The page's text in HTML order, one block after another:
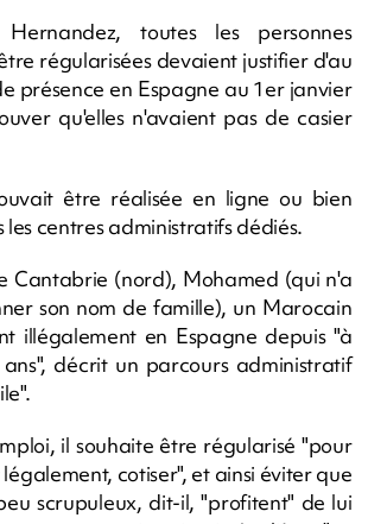
toutes les personnes
régularisées devaient justifier d'au
présence en Espagne au 1er janvier
qu'elles n'avaient pas de casier
être réalisée en ligne ou bien
centres administratifs dédiés.
Cantabrie (nord), Mohamed (qui n'a
son nom de famille), un Marocain
illégalement en Espagne depuis "à
décrit un parcours administratif
il souhaite être régularisé "pour
cotiser", et ainsi éviter que
scrupuleux, dit-il, "profitent" de lui